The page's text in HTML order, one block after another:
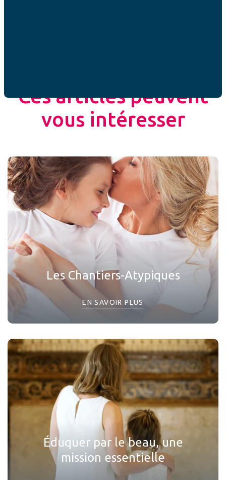
Ces articles peuvent
vous intéresser
Les Chantiers-Atypiques
EN SAVOIR PLUS
Éduquer par le beau, une
mission essentielle